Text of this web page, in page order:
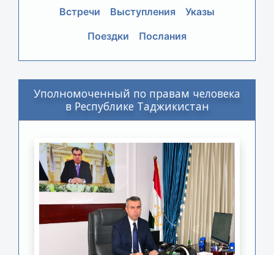
Встречи Выступления
Указы
Поездки
Послания
Уполномоченный по правам человека
в Республике Таджикистан